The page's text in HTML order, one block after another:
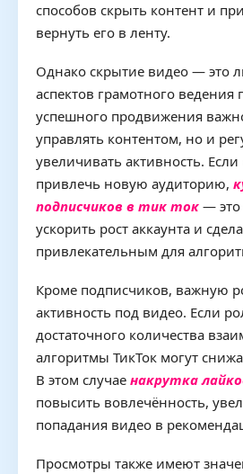
способов скрыть контент и
вернуть его в ленту.
Однако скрытие видео — это
аспектов грамотного ведения
успешного продвижения
управлять контентом, но и
увеличивать активность.
привлечь новую аудиторию,
подписчиков в тик ток — это
ускорить рост аккаунта и
привлекательным для
Кроме подписчиков, важную
активность под видео. Если
достаточного количества
алгоритмы ТикТок могут
В этом случае накрутка
повысить вовлечённость,
попадания видео в
Просмотры также имеют